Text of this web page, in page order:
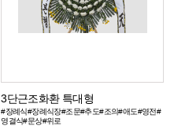
3단근조화환 특대형
#장례식#장례식장#조문#추도#조의#애도#영전#
영결식#문상#위로